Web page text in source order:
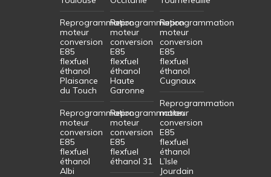
Reprogrammation
moteur
conversion
E85
flexfuel
éthanol
Plaisance
du Touch
Reprogrammation
moteur
conversion
E85
flexfuel
éthanol
Albi
Reprogrammation
moteur
conversion
E85
flexfuel
éthanol
Haute
Garonne
Reprogrammation
moteur
conversion
E85
flexfuel
éthanol 31
Reprogrammation
moteur
conversion
E85
flexfuel
éthanol
Cugnaux
Reprogrammation
moteur
conversion
E85
flexfuel
éthanol
L’Isle
Jourdain